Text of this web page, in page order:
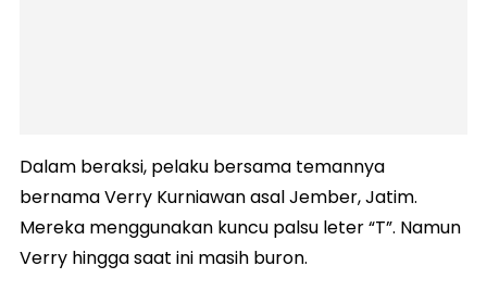
Dalam beraksi, pelaku bersama temannya
bernama Verry Kurniawan asal Jember, Jatim.
Mereka menggunakan kuncu palsu leter “T”. Namun
Verry hingga saat ini masih buron.